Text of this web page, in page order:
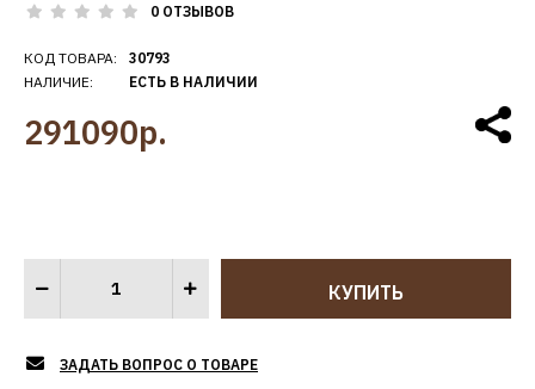
0 ОТЗЫВОВ
КОД ТОВАРА:
НАЛИЧИЕ:
30793
ЕСТЬ В НАЛИЧИИ
291090р.
ЗАДАТЬ ВОПРОС О ТОВАРЕ